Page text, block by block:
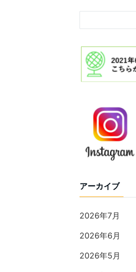
アーカイブ
2026年7月
2026年6月
2026年5月